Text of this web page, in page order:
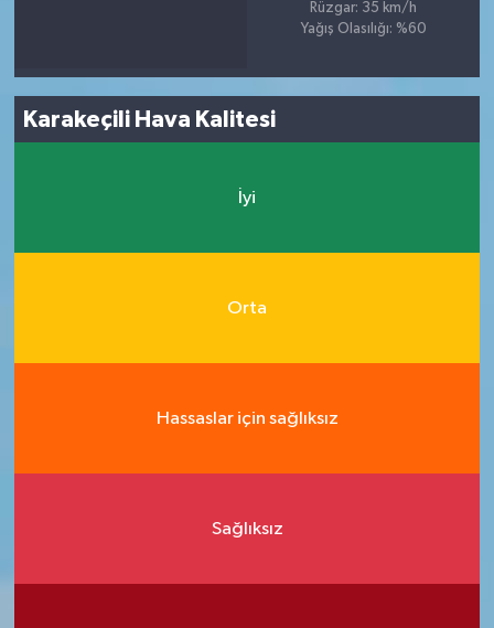
Rüzgar: 35 km/h
Yağış Olasılığı: %60
Karakeçili Hava Kalitesi
İyi
Orta
Hassaslar için sağlıksız
Sağlıksız